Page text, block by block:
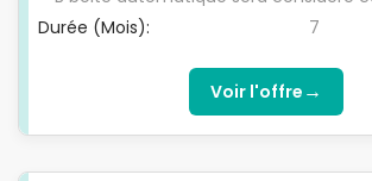
du service client et bonnes
permis en cours) Justifier d'un niveau
(- de 30 ans /pas de limite d'âge
personnes possédant une RQTH)
professionnalisation (demandeurs
ans)
Durée (Mois): 7
Voir l'offre →